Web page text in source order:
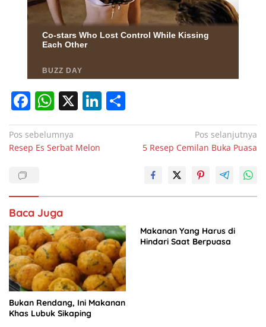
F
a
c
e
o
o
k
W
h
at
s
p
p
X Li
n
n
h
ar
Navigasi
pos
Pos sebelumnya
Resep Es Serbat Melon
Pos selanjutnya
5 Resep Cemilan Buka Puasa
Baca Juga
Bukan Rendang, Ini Makanan
Khas Lubuk Sikaping
Makanan Yang Harus di
Hindari Saat Berpuasa